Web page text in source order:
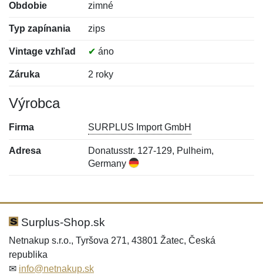
Obdobie zimné
Typ zapínania zips
Vintage vzhľad ✔ áno
Záruka 2 roky
Výrobca
Firma SURPLUS Import GmbH
Adresa
Donatusstr. 127-129, Pulheim,
Germany
Hodnotenie:
Meno:*
Meno:
E-mail:*
Surplus-Shop.sk
Netnakup s.r.o., Tyršova 271, 43801 Žatec, Česká
republika
✉ info@netnakup.sk